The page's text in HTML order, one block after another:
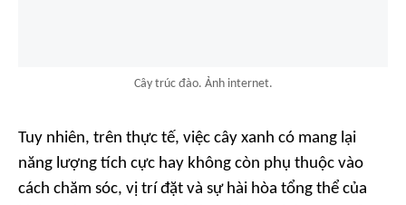
Cây trúc đào. Ảnh internet.
Tuy nhiên, trên thực tế, việc cây xanh có mang lại
năng lượng tích cực hay không còn phụ thuộc vào
cách chăm sóc, vị trí đặt và sự hài hòa tổng thể của